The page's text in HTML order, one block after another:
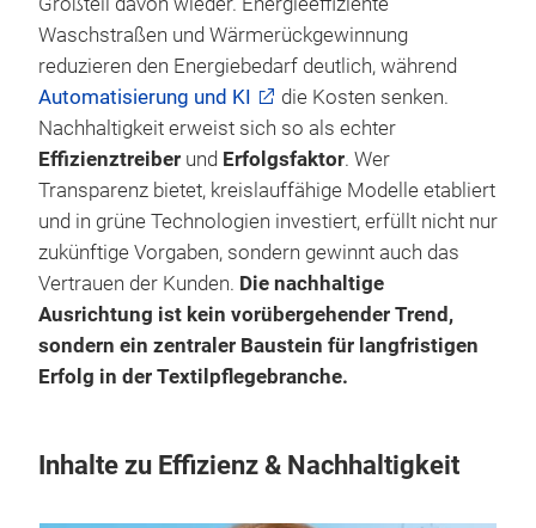
Waschstraßen und Wärmerückgewinnung
reduzieren den Energiebedarf deutlich, während
Automatisierung und KI
die Kosten senken.
Nachhaltigkeit erweist sich so als echter
Effizienztreiber und Erfolgsfaktor. Wer
Transparenz bietet, kreislauffähige Modelle etabliert
und in grüne Technologien investiert, erfüllt nicht nur
zukünftige Vorgaben, sondern gewinnt auch das
Vertrauen der Kunden. Die nachhaltige
Ausrichtung ist kein vorübergehender Trend,
sondern ein zentraler Baustein für langfristigen
Erfolg in der Textilpflegebranche.
Inhalte zu Effizienz & Nachhaltigkeit